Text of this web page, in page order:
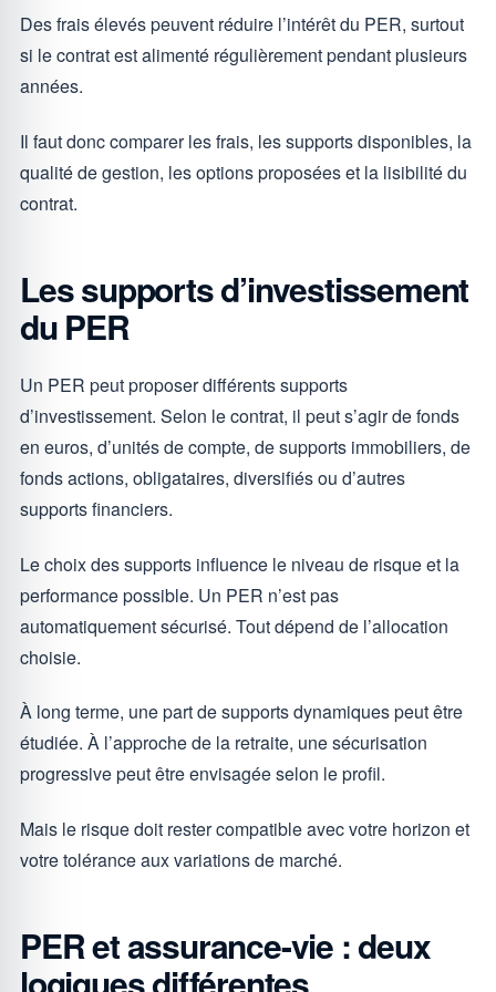
Des frais élevés peuvent réduire l’intérêt du PER, surtout
si le contrat est alimenté régulièrement pendant plusieurs
années.
Il faut donc comparer les frais, les supports disponibles, la
qualité de gestion, les options proposées et la lisibilité du
contrat.
Les supports d’investissement
du PER
Un PER peut proposer différents supports
d’investissement. Selon le contrat, il peut s’agir de fonds
en euros, d’unités de compte, de supports immobiliers, de
fonds actions, obligataires, diversifiés ou d’autres
supports financiers.
Le choix des supports influence le niveau de risque et la
performance possible. Un PER n’est pas
automatiquement sécurisé. Tout dépend de l’allocation
choisie.
À long terme, une part de supports dynamiques peut être
étudiée. À l’approche de la retraite, une sécurisation
progressive peut être envisagée selon le profil.
Mais le risque doit rester compatible avec votre horizon et
votre tolérance aux variations de marché.
PER et assurance-vie : deux